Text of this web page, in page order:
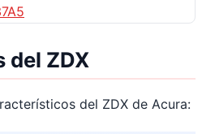
del ZDX
del ZDX de Acura: